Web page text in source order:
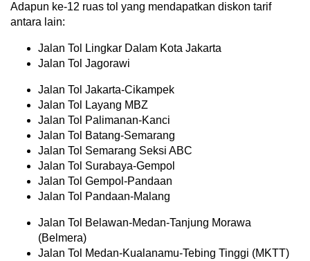
Adapun ke-12 ruas tol yang mendapatkan diskon tarif
antara lain:
Jalan Tol Lingkar Dalam Kota Jakarta
Jalan Tol Jagorawi
Jalan Tol Jakarta-Cikampek
Jalan Tol Layang MBZ
Jalan Tol Palimanan-Kanci
Jalan Tol Batang-Semarang
Jalan Tol Semarang Seksi ABC
Jalan Tol Surabaya-Gempol
Jalan Tol Gempol-Pandaan
Jalan Tol Pandaan-Malang
Jalan Tol Belawan-Medan-Tanjung Morawa
(Belmera)
Jalan Tol Medan-Kualanamu-Tebing Tinggi (MKTT)